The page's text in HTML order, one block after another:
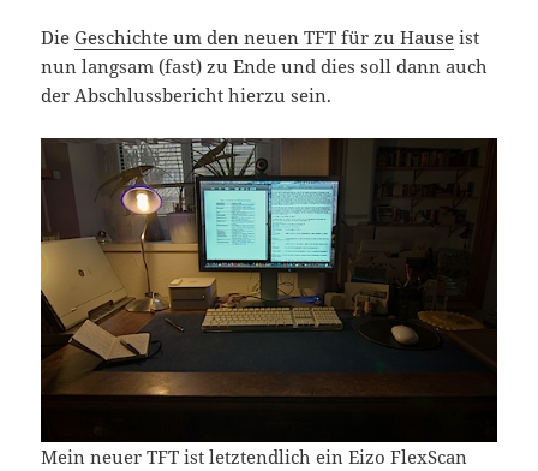
DieGeschichte um den neuen TFT für zu Hause ist
nun langsam (fast) zu Ende und dies soll dann auch
der Abschlussbericht hierzu sein.
Mein neuer TFT ist letztendlich ein Eizo FlexScan